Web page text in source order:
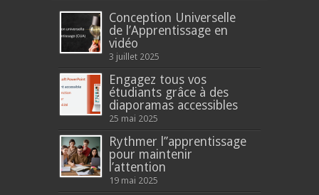
Conception Universelle
de l’Apprentissage en
vidéo
3 juillet 2025
Engagez tous vos
étudiants grâce à des
diaporamas accessibles
25 mai 2025
Rythmer l’’apprentissage
pour maintenir
l’attention
19 mai 2025